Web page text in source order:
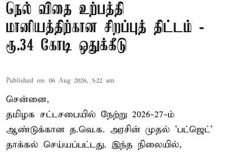
நெல் விதை உற்பத்தி
மானியத்திற்கான சிறப்புத் திட்டம் -
ரூ.34 கோடி ஒதுக்கீடு
Published on: 06 Aug 2026, 5:22 am
சென்னை,
தமிழக சட்டசபையில் நேற்று 2026-27-ம்
ஆண்டுக்கான த.வெ.க. அரசின் முதல் 'பட்ஜெட்'
தாக்கல் செய்யப்பட்டது. இந்த நிலையில்,